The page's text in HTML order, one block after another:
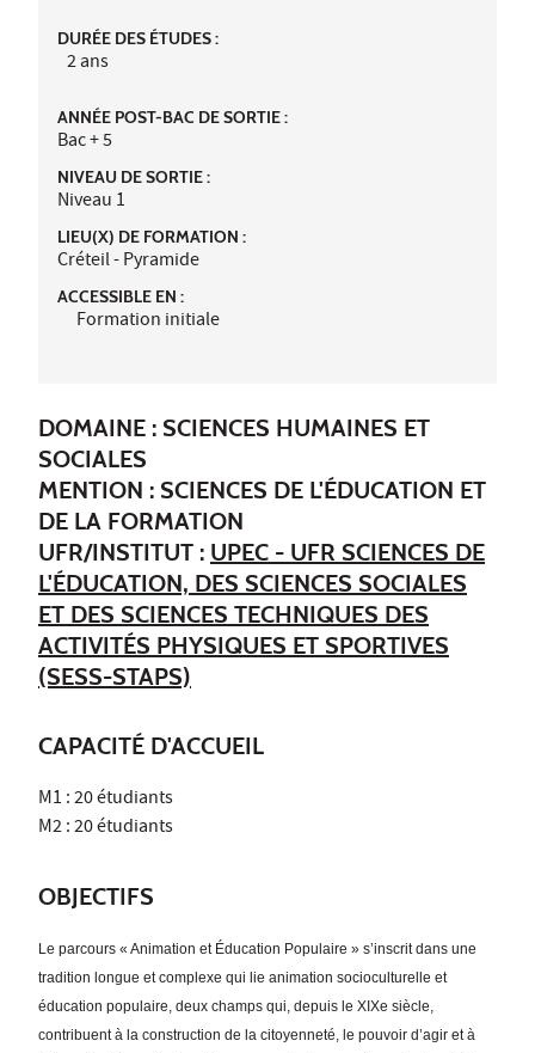
DURÉE DES ÉTUDES :
2 ans
ANNÉE POST-BAC DE SORTIE :
Bac + 5
NIVEAU DE SORTIE :
Niveau 1
LIEU(X) DE FORMATION :
Créteil - Pyramide
ACCESSIBLE EN :
Formation initiale
DOMAINE : SCIENCES HUMAINES ET
SOCIALES
MENTION : SCIENCES DE L'ÉDUCATION ET
DE LA FORMATION
UFR/INSTITUT : UPEC - UFR SCIENCES DE
L'ÉDUCATION, DES SCIENCES SOCIALES
ET DES SCIENCES TECHNIQUES DES
ACTIVITÉS PHYSIQUES ET SPORTIVES
(SESS-STAPS)
CAPACITÉ D'ACCUEIL
M1 : 20 étudiants
M2 : 20 étudiants
OBJECTIFS
Le parcours « Animation et Éducation Populaire » s’inscrit dans une
tradition longue et complexe qui lie animation socioculturelle et
éducation populaire, deux champs qui, depuis le XIXe siècle,
contribuent à la construction de la citoyenneté, le pouvoir d’agir et à